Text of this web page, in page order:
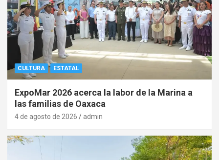
CULTURA ESTATAL
ExpoMar 2026 acerca la labor de la Marina a
las familias de Oaxaca
4 de agosto de 2026 admin